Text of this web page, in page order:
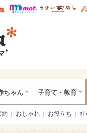
ウレぴあ総研 ディズニ
mimot.
ちゃん 子育て・教育
約 おしゃれ お役立ち